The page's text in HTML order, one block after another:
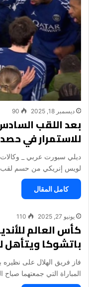
ديسمبر 18, 2025 90
بعد اللقب
للاستمرار في
ديلي سبورت عربي _
لويس إنريكي من حسم لقب
كامل المقال
يونيو 27, 2025 110
باتشوكا ويتأهل
فاز فريق الهلال على
المباراة التي جمعتهما صباح